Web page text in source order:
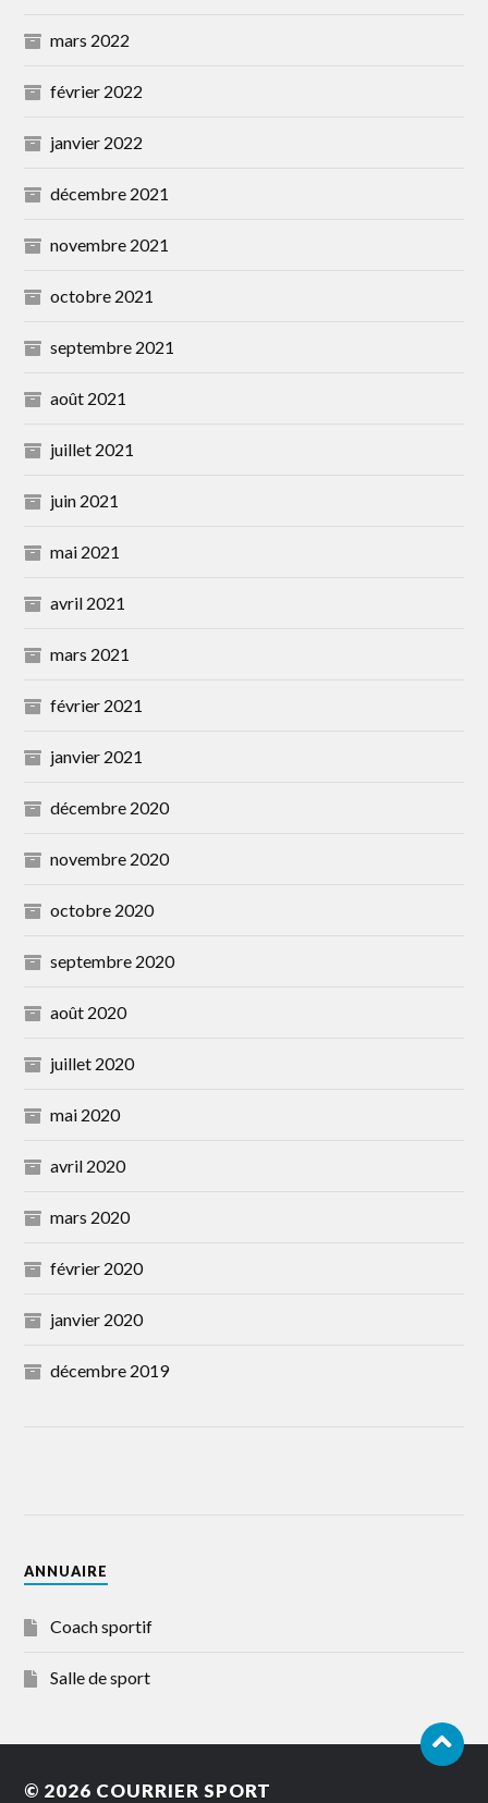
mars 2022
février 2022
janvier 2022
décembre 2021
novembre 2021
octobre 2021
septembre 2021
août 2021
juillet 2021
juin 2021
mai 2021
avril 2021
mars 2021
février 2021
janvier 2021
décembre 2020
novembre 2020
octobre 2020
septembre 2020
août 2020
juillet 2020
mai 2020
avril 2020
mars 2020
février 2020
janvier 2020
décembre 2019
ANNUAIRE
Coach sportif
Salle de sport
© 2026 COURRIER SPORT